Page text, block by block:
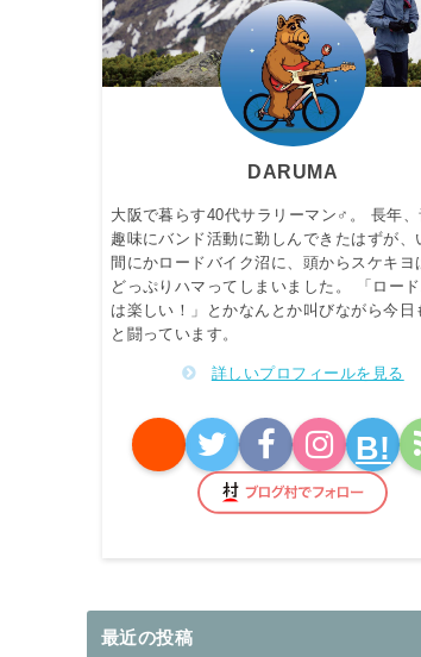
DARUMA
大阪で暮らす40代サラリーマン♂。 長年、
趣味にバンド活動に勤しんできたはずが、
間にかロードバイク沼に、頭からスケキヨ
どっぷりハマってしまいました。 「ロー
は楽しい！」とかなんとか叫びながら今日
と闘っています。
詳しいプロフィールを見る
B!
最近の投稿